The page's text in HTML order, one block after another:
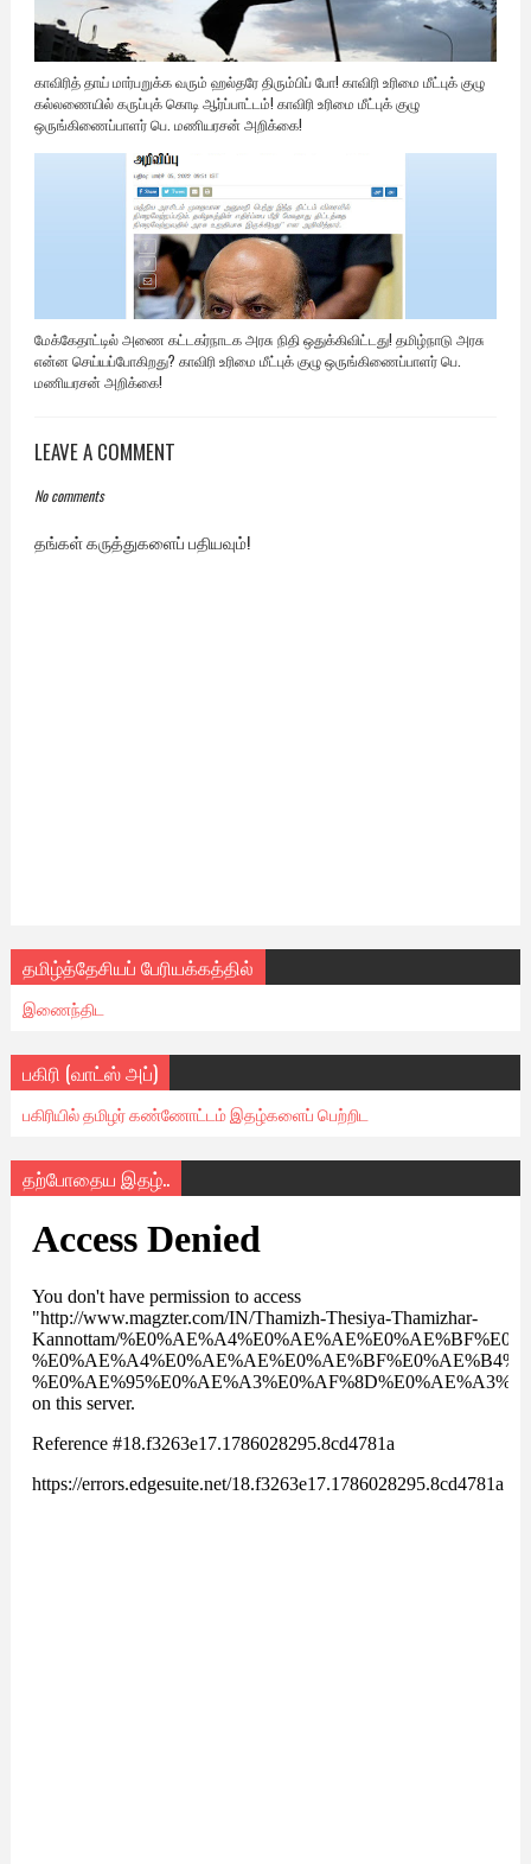
காவிரித் தாய் மார்பறுக்க வரும் ஹல்தரே திரும்பிப் போ! காவிரி உரிமை மீட்புக் குழு
கல்லணையில் கருப்புக் கொடி ஆர்ப்பாட்டம்! காவிரி உரிமை மீட்புக் குழு
ஒருங்கிணைப்பாளர் பெ. மணியரசன் அறிக்கை!
மேக்கேதாட்டில் அணை கட்டகர்நாடக அரசு நிதி ஒதுக்கிவிட்டது! தமிழ்நாடு அரசு
என்ன செய்யப்போகிறது? காவிரி உரிமை மீட்புக் குழு ஒருங்கிணைப்பாளர் பெ.
மணியரசன் அறிக்கை!
LEAVE A COMMENT
No comments
தங்கள் கருத்துகளைப் பதியவும்!
தமிழ்த்தேசியப் பேரியக்கத்தில்
இணைந்திட
பகிரி (வாட்ஸ் அப்)
பகிரியில் தமிழர் கண்ணோட்டம் இதழ்களைப் பெற்றிட
தற்போதைய இதழ்..